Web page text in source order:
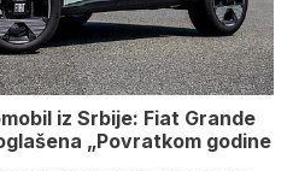
iz Srbije: Fiat Grande
„Povratkom godine